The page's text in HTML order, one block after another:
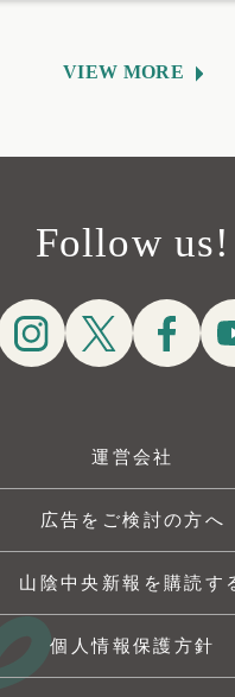
VIEW MORE
Follow us!
運営会社
広告をご検討の方へ
山陰中央新報を購読す
個人情報保護方針